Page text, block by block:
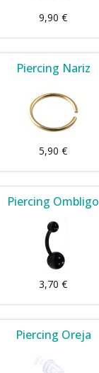
9,90 €
Piercing Nariz
5,90 €
Piercing Ombligo
3,70 €
Piercing Oreja